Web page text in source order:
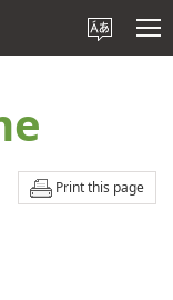
Print this page